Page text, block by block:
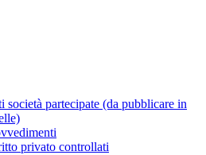
società partecipate (da pubblicare in
privato controllati